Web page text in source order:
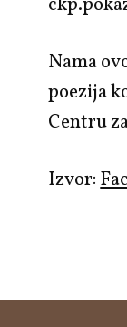
Nama
poezija
Centru
Izvor: